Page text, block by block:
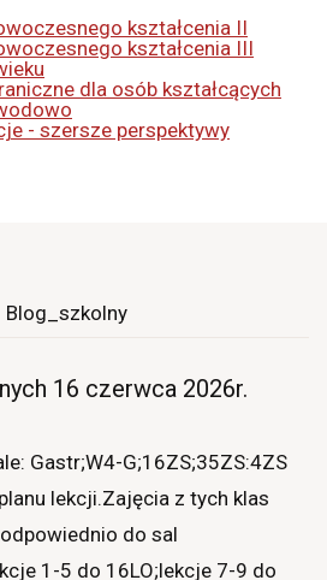
kształcenia II
kształcenia III
dla osób kształcących
- szersze perspektywy
Blog_szkolny
16 czerwca 2026r.
Gastr;W4-G;16ZS;35ZS:4ZS
lekcji.Zajęcia z tych klas
do sal
1-5 do 16LO;lekcje 7-9 do